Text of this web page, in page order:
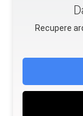
Recupere